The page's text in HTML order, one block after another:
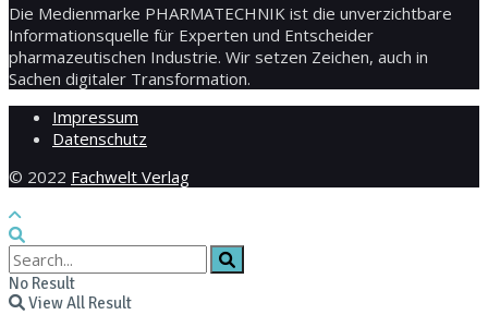
Die Medienmarke PHARMATECHNIK ist die unverzichtbare
Informationsquelle für Experten und Entscheider
pharmazeutischen Industrie. Wir setzen Zeichen, auch in
Sachen digitaler Transformation.
Impressum
Datenschutz
© 2022 Fachwelt Verlag
No Result
View All Result